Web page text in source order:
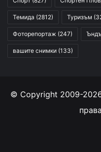
Темида (2812) Туризъм
Фоторепортаж (247)
вашите снимки (133)
© Copyright 2009-